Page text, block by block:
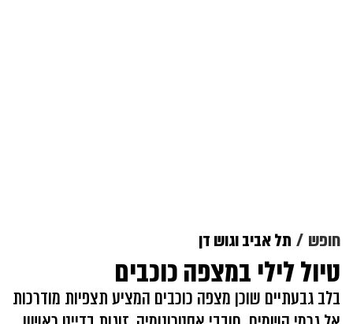
חופש תל אביב וגוש דן
טיול לילי במצפה כוכבים
בלב גבעתיים שוכן מצפה כוכבים המציע תצפיות מודרכות